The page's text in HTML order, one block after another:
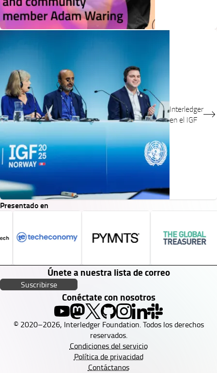
Interledger
en el IGF
Presentado en
Únete a nuestra lista de correo
Suscribirse
Conéctate con nosotros
© 2020–2026, Interledger Foundation. Todos los derechos
reservados.
Condiciones del servicio
Política de privacidad
Contáctanos